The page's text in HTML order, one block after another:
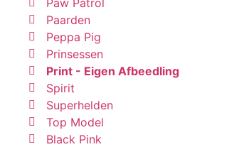
Paw Patrol
Paarden
Peppa Pig
Prinsessen
Print - Eigen Afbeedling
Spirit
Superhelden
Top Model
Black Pink